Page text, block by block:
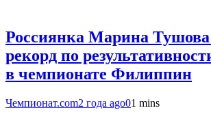
Россиянка Марина Тушова
рекорд по
в чемпионате Филиппин
Чемпионат.com2 года ago01 mins